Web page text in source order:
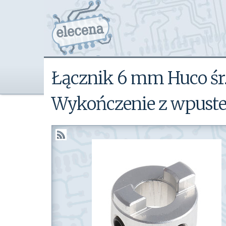
‎Łącznik 6 mm Huco
Wykończenie z